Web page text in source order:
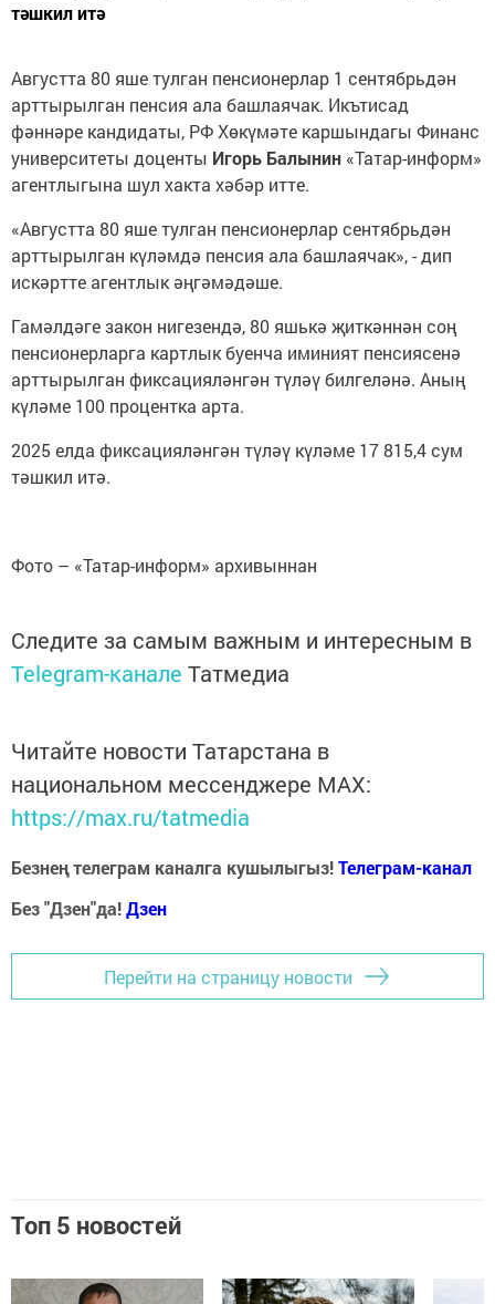
тәшкил итә
Августта 80 яше тулган пенсионерлар 1 сентябрьдән
арттырылган пенсия ала башлаячак. Икътисад
фәннәре кандидаты, РФ Хөкүмәте каршындагы Финанс
университеты доценты Игорь Балынин «Татар-информ»
агентлыгына шул хакта хәбәр итте.
«Августта 80 яше тулган пенсионерлар сентябрьдән
арттырылган күләмдә пенсия ала башлаячак», - дип
искәртте агентлык әңгәмәдәше.
Гамәлдәге закон нигезендә, 80 яшькә җиткәннән соң
пенсионерларга картлык буенча иминият пенсиясенә
арттырылган фиксацияләнгән түләү билгеләнә. Аның
күләме 100 процентка арта.
2025 елда фиксацияләнгән түләү күләме 17 815,4 сум
тәшкил итә.
Фото – «Татар-информ» архивыннан
Следите за самым важным и интересным в
Telegram-канале Татмедиа
Читайте новости Татарстана в
национальном мессенджере MАХ:
https://max.ru/tatmedia
Безнең телеграм каналга кушылыгыз!Телеграм-канал
Без "Дзен"да!Дзен
Перейти на страницу новости
Топ 5 новостей